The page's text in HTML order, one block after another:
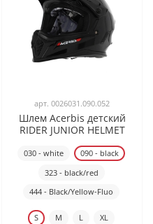
арт. 0026031.090.052
Шлем Acerbis детский
RIDER JUNIOR HELMET
030 - white
090 - black
323 - black/red
444 - Black/Yellow-Fluo
S M L XL